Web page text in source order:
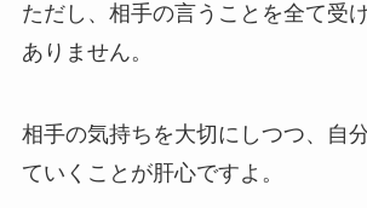
ただし、相手の言うことを全て受
ありません。
相手の気持ちを大切にしつつ、自
ていくことが肝心ですよ。